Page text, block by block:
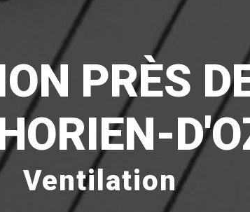
PRÈS
Ventilation